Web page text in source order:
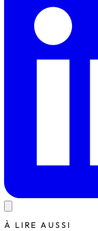
À LIRE AUSSI